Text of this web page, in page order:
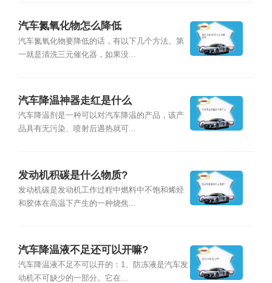
汽车氮氧化物怎么降低
汽车氮氧化物要降低的话，有以下几个方法。第
一就是清洗三元催化器，如果没...
汽车降温神器走红是什么
汽车降温剂是一种可以对汽车降温的产品，该产
品具有无污染、喷射后遇热就可...
发动机积碳是什么物质?
发动机碳是发动机工作过程中燃料中不饱和烯烃
和胶体在高温下产生的一种烧焦...
汽车降温液不足还可以开嘛?
汽车降温液不足不可以开的：1、防冻液是汽车发
动机不可缺少的一部分。它在...